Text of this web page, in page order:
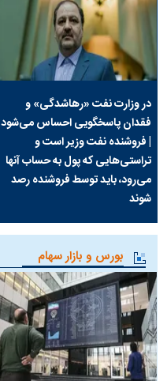
در وزارت نفت «رهاشدگی» و
فقدان پاسخگویی احساس می‌شود
| فروشنده نفت وزیر است و
تراستی‌هایی که پول به حساب آنها
می‌رود، باید توسط فروشنده رصد
شوند
بورس و بازار سهام